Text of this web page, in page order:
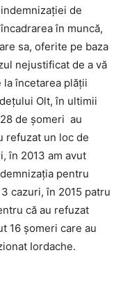
de
în muncă,
sa, oferite pe baza
nejustificat de a vă
la încetarea plăţii
Olt, în ultimii
de şomeri au
refuzat un loc de
în 2013 am avut
pentru
cazuri, în 2015 patru
că au refuzat
16 şomeri care au
Iordache.